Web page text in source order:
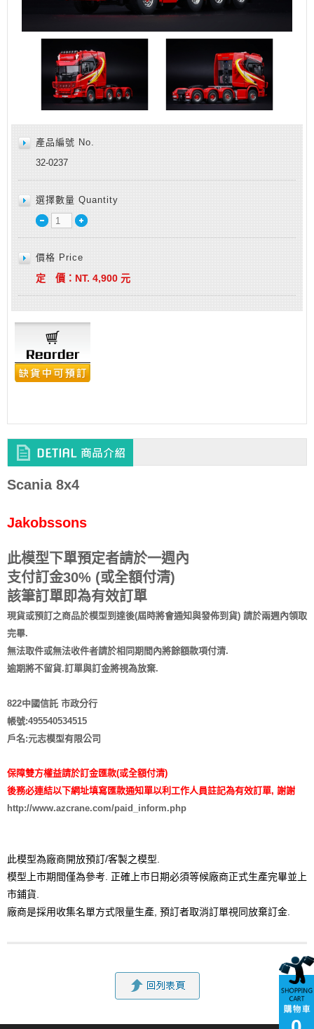
產品編號 No.
32-0237
選擇數量 Quantity
價格 Price
定 價： NT. 4,900 元
Scania 8x4
Jakobssons
此模型下單預定者請於一週內
支付訂金30% (或全額付清)
該筆訂單即為有效訂單
現貨或預訂之商品於模型到達後(屆時將會通知與發佈到貨) 請於兩週內領取
完畢.
無法取件或無法收件者請於相同期間內將餘額款項付清.
逾期將不留貨.訂單與訂金將視為放棄.
822中國信託 市政分行
帳號:495540534515
戶名:元志模型有限公司
保障雙方權益請於訂金匯款(或全額付清)
後務必連結以下網址填寫匯款通知單以利工作人員註記為有效訂單, 謝謝
http://www.azcrane.com/paid_inform.php
此模型為廠商開放預訂/客製之模型.
模型上市期間僅為參考. 正確上市日期必須等候廠商正式生產完畢並上
市鋪貨.
廠商是採用收集名單方式限量生產, 預訂者取消訂單視同放棄訂金.